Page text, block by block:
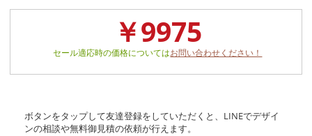
￥9975
セール適応時の価格についてはお問い合わせください！
ボタンをタップして友達登録をしていただくと、LINEでデザイ
ンの相談や無料御見積の依頼が行えます。